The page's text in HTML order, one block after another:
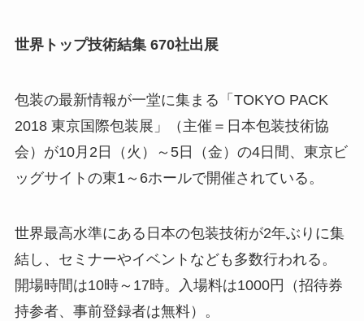
世界トップ技術結集 670社出展
包装の最新情報が一堂に集まる「TOKYO PACK
2018 東京国際包装展」（主催＝日本包装技術協
会）が10月2日（火）～5日（金）の4日間、東京ビ
ッグサイトの東1～6ホールで開催されている。
世界最高水準にある日本の包装技術が2年ぶりに集
結し、セミナーやイベントなども多数行われる。
開場時間は10時～17時。入場料は1000円（招待券
持参者、事前登録者は無料）。